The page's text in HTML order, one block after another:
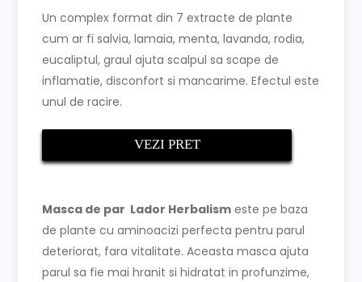
Un complex format din 7 extracte de plante
cum ar fi salvia, lamaia, menta, lavanda, rodia,
eucaliptul, graul ajuta scalpul sa scape de
inflamatie, disconfort si mancarime. Efectul este
unul de racire.
VEZI PRET
Masca de par Lador Herbalism este pe baza
de plante cu aminoacizi perfecta pentru parul
deteriorat, fara vitalitate. Aceasta masca ajuta
parul sa fie mai hranit si hidratat in profunzime,